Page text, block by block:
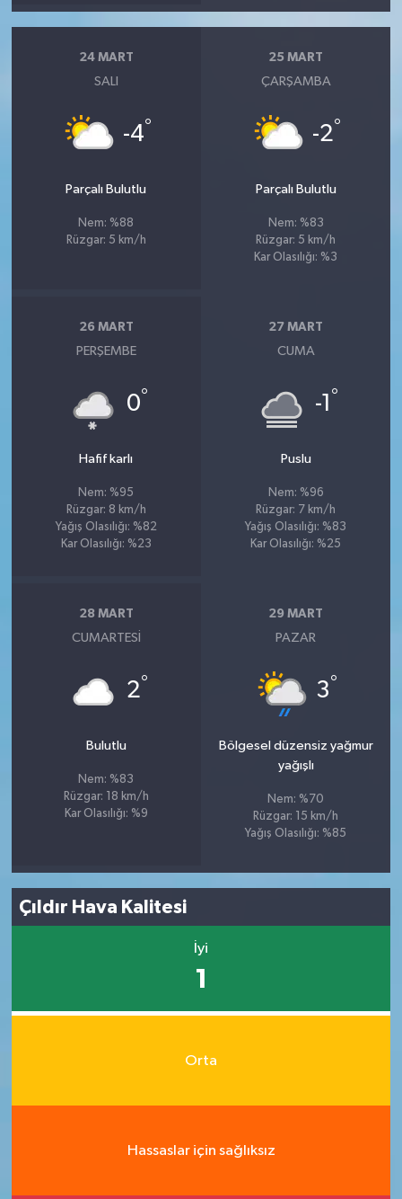
24 MART
SALI
-4°
Parçalı Bulutlu
Nem: %88
Rüzgar: 5 km/h
25 MART
ÇARŞAMBA
-2°
Parçalı Bulutlu
Nem: %83
Rüzgar: 5 km/h
Kar Olasılığı: %3
26 MART
PERŞEMBE
0°
Hafif karlı
Nem: %95
Rüzgar: 8 km/h
Yağış Olasılığı: %82
Kar Olasılığı: %23
27 MART
CUMA
-1 °
Puslu
Nem: %96
Rüzgar: 7 km/h
Yağış Olasılığı: %83
Kar Olasılığı: %25
28 MART
CUMARTESI
2°
Bulutlu
Nem: %83
Rüzgar: 18 km/h
Kar Olasılığı: %9
29 MART
PAZAR
3°
Bölgesel düzensiz yağmur
yağışlı
Nem: %70
Rüzgar: 15 km/h
Yağış Olasılığı: %85
Çıldır Hava Kalitesi
İyi
1
Orta
Hassaslar için sağlıksız